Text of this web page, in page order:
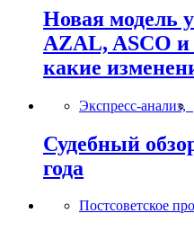
Новая модель
AZAL, ASCO и
какие
Экспресс-анализ,
Судебный
года
Постсоветское